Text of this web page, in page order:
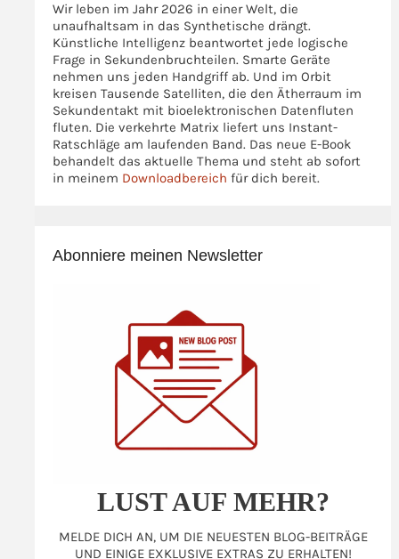
Wir leben im Jahr 2026 in einer Welt, die
unaufhaltsam in das Synthetische drängt.
Künstliche Intelligenz beantwortet jede logische
Frage in Sekundenbruchteilen. Smarte Geräte
nehmen uns jeden Handgriff ab. Und im Orbit
kreisen Tausende Satelliten, die den Ätherraum im
Sekundentakt mit bioelektronischen Datenfluten
fluten. Die verkehrte Matrix liefert uns Instant-
Ratschläge am laufenden Band. Das neue E-Book
behandelt das aktuelle Thema und steht ab sofort
in meinem Downloadbereich für dich bereit.
Abonniere meinen Newsletter
LUST AUF MEHR?
MELDE DICH AN, UM DIE NEUESTEN BLOG-BEITRÄGE
UND EINIGE EXKLUSIVE EXTRAS ZU ERHALTEN!